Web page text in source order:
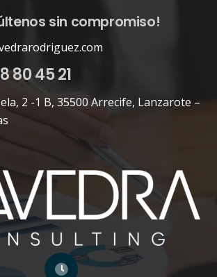
colectivos en las
grandes
empresas
Cómo aplicar
disciplinario:
procedimiento
Nueva
regulación en
prevención para